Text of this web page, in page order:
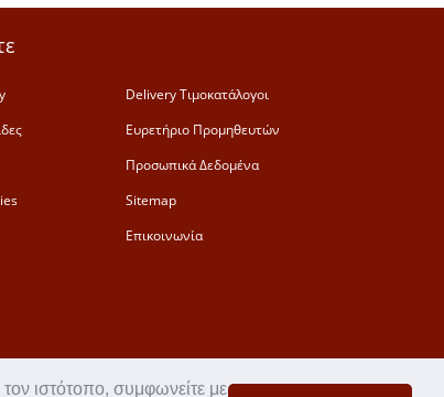
ιστότοπο, συμφωνείτε με
Delivery Τιμοκατάλογοι
Ευρετήριο Προμηθευτών
Προσωπικά Δεδομένα
Sitemap
Επικοινωνία